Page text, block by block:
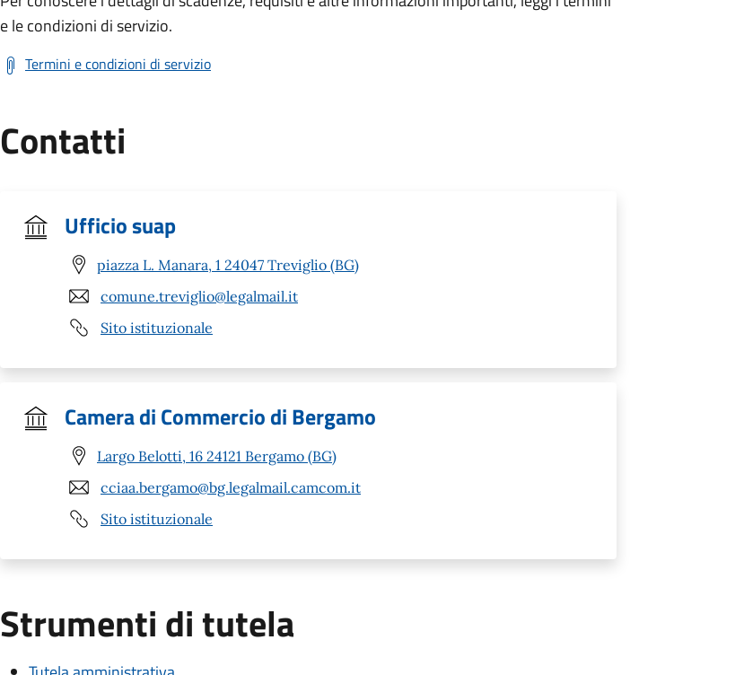
e le condizioni di servizio.
Termini e condizioni di servizio
Contatti
Ufficio suap
piazza L. Manara, 1 24047 Treviglio (BG)
comune.treviglio@legalmail.it
Sito istituzionale
Camera di Commercio di Bergamo
Largo Belotti, 16 24121 Bergamo (BG)
cciaa.bergamo@bg.legalmail.camcom.it
Sito istituzionale
Strumenti di tutela